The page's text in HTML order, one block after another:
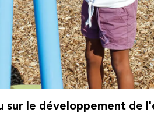
le développement de